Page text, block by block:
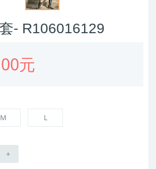
- R106016129
元
M L
+